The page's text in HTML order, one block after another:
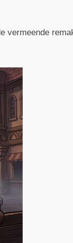
vermeende